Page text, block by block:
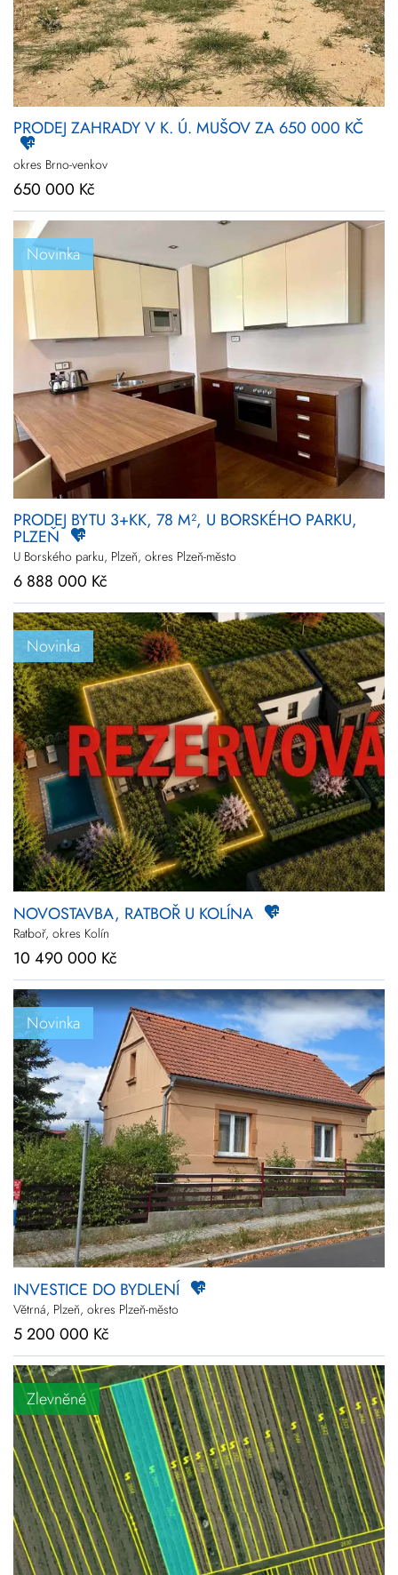
PRODEJ ZAHRADY V K. Ú. MUŠOV ZA 650 000 KČ
okres Brno-venkov
650 000 Kč
Novinka
PRODEJ BYTU 3+KK, 78 M², U BORSKÉHO PARKU,
PLZEŇ
U Borského parku, Plzeň, okres Plzeň-město
6 888 000 Kč
Novinka
NOVOSTAVBA, RATBOŘ U KOLÍNA
Ratboř, okres Kolín
10 490 000 Kč
Novinka
INVESTICE DO BYDLENÍ
Větrná, Plzeň, okres Plzeň-město
5 200 000 Kč
Zlevněné